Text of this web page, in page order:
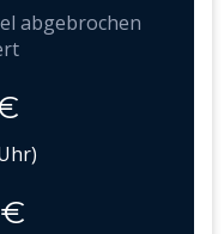
abgebrochen